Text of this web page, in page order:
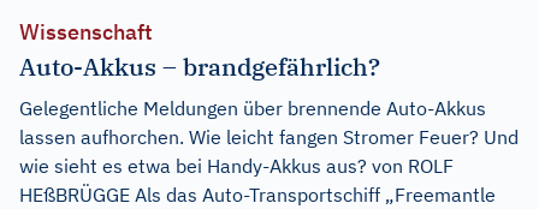
Wissenschaft
Auto-Akkus – brandgefährlich?
Gelegentliche Meldungen über brennende Auto-Akkus
lassen aufhorchen. Wie leicht fangen Stromer Feuer? Und
wie sieht es etwa bei Handy-Akkus aus? von ROLF
HEßBRÜGGE Als das Auto-Transportschiff „Freemantle